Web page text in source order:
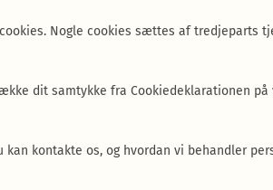
Nogle cookies sættes af tredjeparts
dit samtykke fra Cookiedeklarationen på
kan kontakte os, og hvordan vi behandler